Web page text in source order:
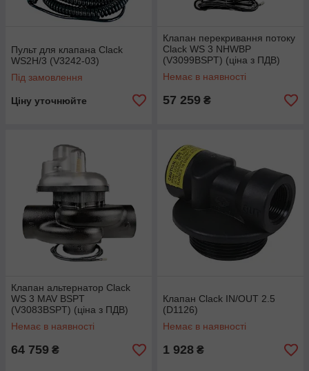
Пульт для клапана Clack
WS2H/3 (V3242-03)
Під замовлення
Ціну уточнюйте
Клапан перекривання потоку
Clack WS 3 NHWBP
(V3099BSPT) (ціна з ПДВ)
Немає в наявності
57 259 ₴
Клапан альтернатор Clack
WS 3 MAV BSPT
(V3083BSPT) (ціна з ПДВ)
Немає в наявності
64 759 ₴
Клапан Clack IN/OUT 2.5
(D1126)
Немає в наявності
1 928 ₴